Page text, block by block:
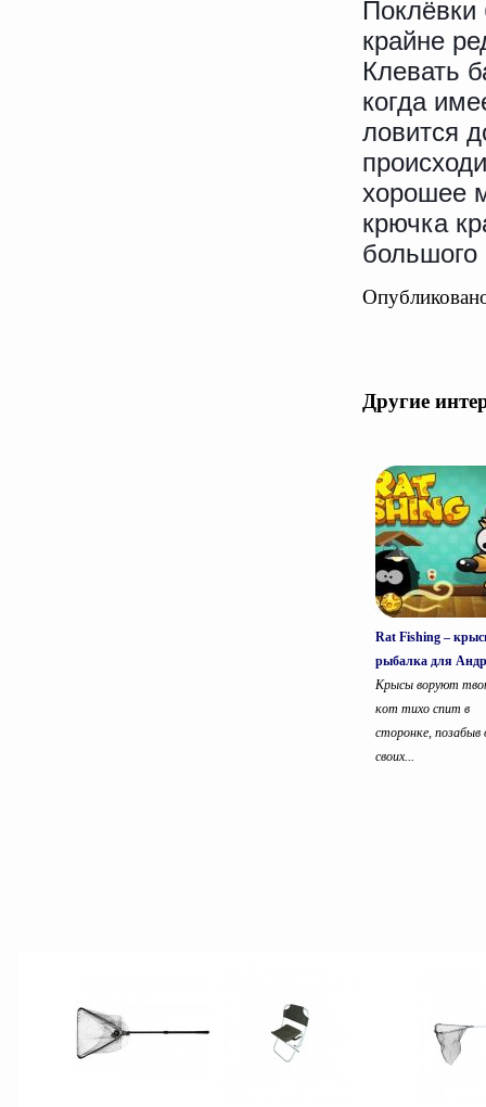
Поклёвки
крайне
Клевать
когда
ловится
хорошее
крючка
Другие
Rat Fishing –
рыбалка для
Крысы воруют
кот тихо спит в
сторонке, позабыв
своих...